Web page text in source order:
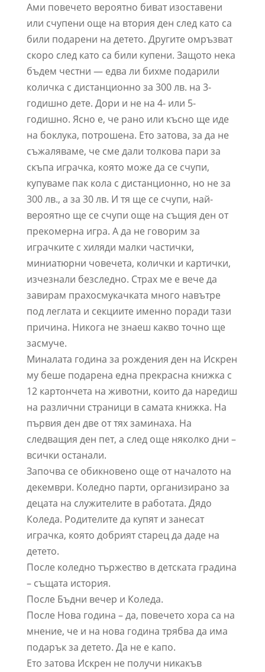
Ами повечето вероятно биват изоставени
или счупени още на втория ден след като са
били подарени на детето. Другите омръзват
скоро след като са били купени. Защото нека
бъдем честни — едва ли бихме подарили
количка с дистанционно за 300 лв. на 3-
годишно дете. Дори и не на 4- или 5-
годишно. Ясно е, че рано или късно ще иде
на боклука, потрошена. Ето затова, за да не
съжаляваме, че сме дали толкова пари за
скъпа играчка, която може да се счупи,
купуваме пак кола с дистанционно, но не за
300 лв., а за 30 лв. И тя ще се счупи, най-
вероятно ще се счупи още на същия ден от
прекомерна игра. А да не говорим за
играчките с хиляди малки частички,
миниатюрни човечета, колички и картички,
изчезнали безследно. Страх ме е вече да
завирам прахосмукачката много навътре
под леглата и секциите именно поради тази
причина. Никога не знаеш какво точно ще
засмуче.
Миналата година за рождения ден на Искрен
му беше подарена една прекрасна книжка с
12 картончета на животни, които да наредиш
на различни страници в самата книжка. На
първия ден две от тях заминаха. На
следващия ден пет, а след още няколко дни –
всички останали.
Започва се обикновено още от началото на
декември. Коледно парти, организирано за
децата на служителите в работата. Дядо
Коледа. Родителите да купят и занесат
играчка, която добрият старец да даде на
детето.
После коледно тържество в детската градина
– същата история.
После Бъдни вечер и Коледа.
После Нова година – да, повечето хора са на
мнение, че и на нова година трябва да има
подарък за детето. Да не е капо.
Ето затова Искрен не получи никакъв